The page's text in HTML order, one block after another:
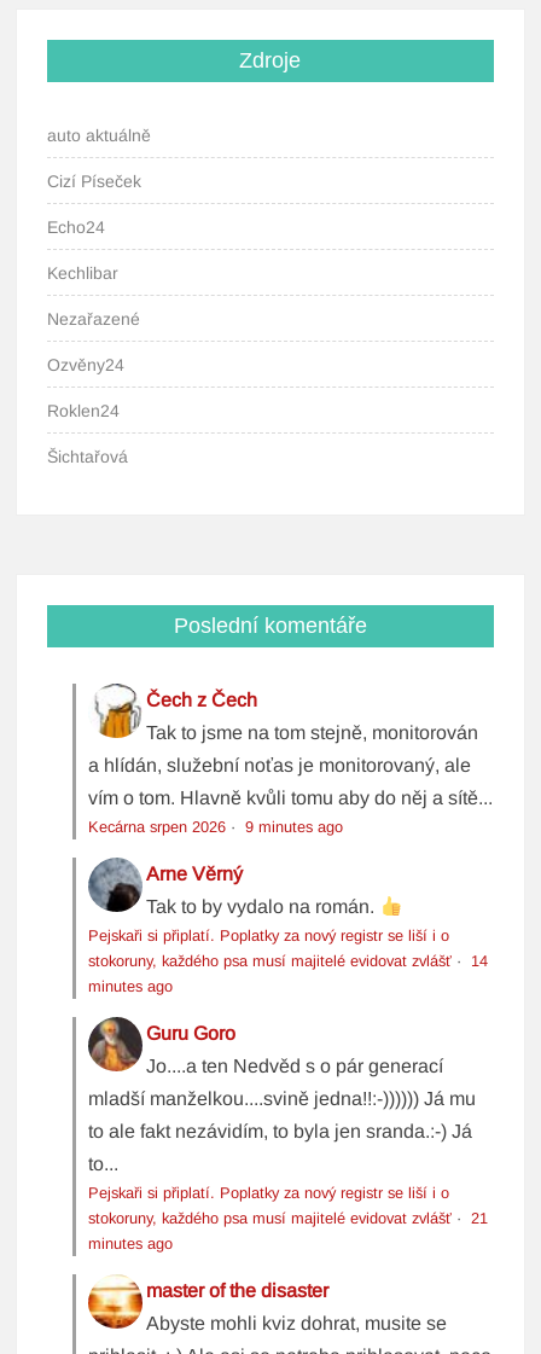
Zdroje
auto aktuálně
Cizí Píseček
Echo24
Kechlibar
Nezařazené
Ozvěny24
Roklen24
Šichtařová
Poslední komentáře
Čech z Čech
Tak to jsme na tom stejně, monitorován
a hlídán, služební noťas je monitorovaný, ale
vím o tom. Hlavně kvůli tomu aby do něj a sítě...
Kecárna srpen 2026 ·9 minutes ago
Arne Věrný
Tak to by vydalo na román.
Pejskaři si připlatí. Poplatky za nový registr se liší i o
stokoruny, každého psa musí majitelé evidovat zvlášť · 14
minutes ago
Guru Goro
Jo....a ten Nedvěd s o pár generací
mladší manželkou....svině jedna!!:-)))))) Já mu
to ale fakt nezávidím, to byla jen sranda.:-) Já
to...
Pejskaři si připlatí. Poplatky za nový registr se liší i o
stokoruny, každého psa musí majitelé evidovat zvlášť ·21
minutes ago
master of the disaster
Abyste mohli kviz dohrat, musite se